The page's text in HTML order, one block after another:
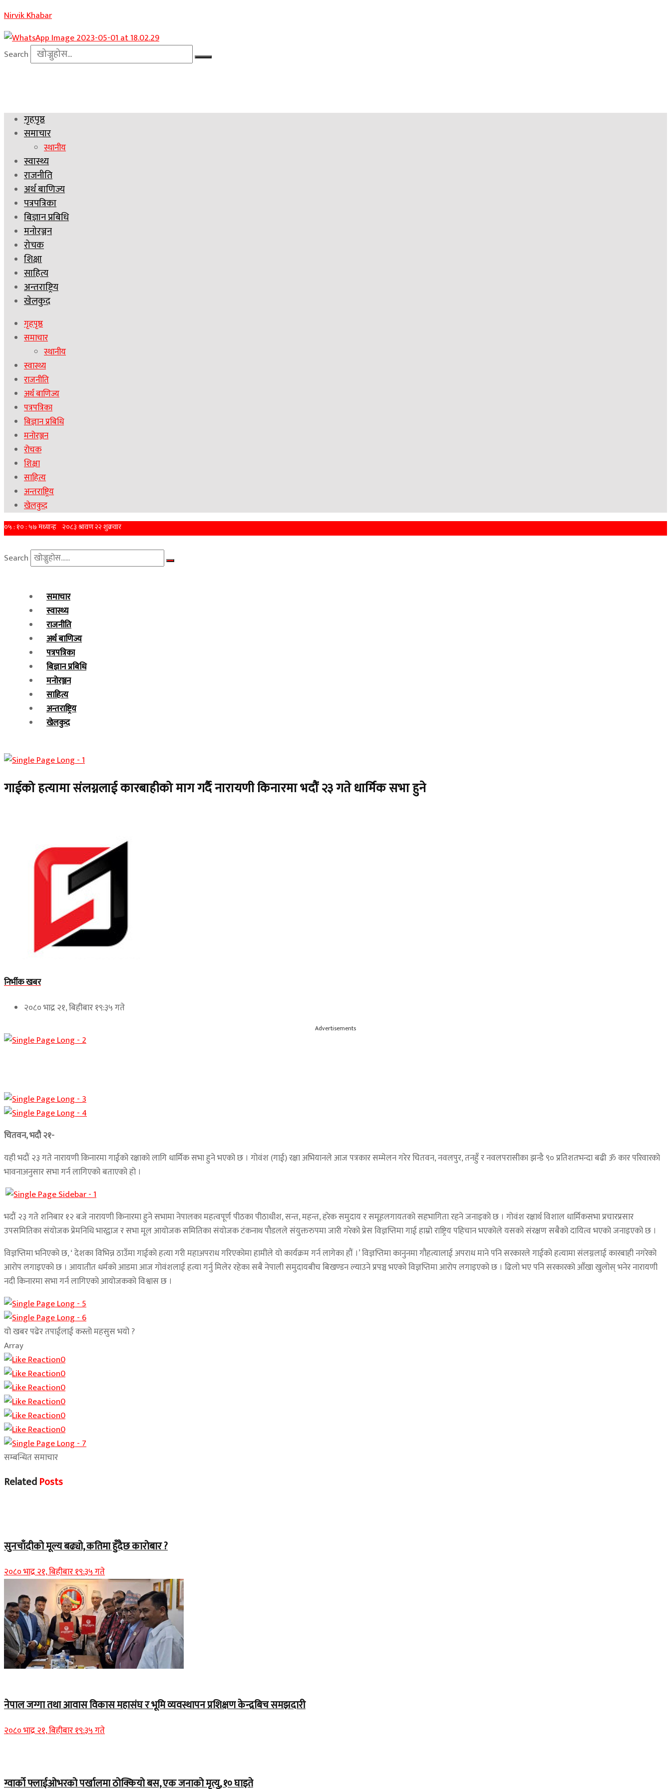
Nirvik Khabar
Search
गृहपृष्ठ
समाचार
स्थानीय
स्वास्थ्य
राजनीति
अर्थ बाणिज्य
पत्रपत्रिका
बिज्ञान प्रबिधि
मनोरञ्जन
रोचक
शिक्षा
साहित्य
अन्तराष्ट्रिय
खेलकुद
गृहपृष्ठ
समाचार
स्थानीय
स्वास्थ्य
राजनीति
अर्थ बाणिज्य
पत्रपत्रिका
बिज्ञान प्रबिधि
मनोरञ्जन
रोचक
शिक्षा
साहित्य
अन्तराष्ट्रिय
खेलकुद
Search
समाचार
स्वास्थ्य
राजनीति
अर्थ बाणिज्य
पत्रपत्रिका
बिज्ञान प्रबिधि
मनोरञ्जन
साहित्य
अन्तराष्ट्रिय
खेलकुद
गाईको हत्यामा संलग्नलाई कारबाहीको माग गर्दै नारायणी किनारमा भदौं २३ गते धार्मिक सभा हुने
निर्भीक खबर
२०८० भाद्र २१, बिहीबार १९:३५ गते
Advertisements
चितवन, भदौ २१-
यही भदौं २३ गते नारायणी किनारमा गाईको रक्षाको लागि धार्मिक सभा हुने भएको छ । गोवंश (गाई) रक्षा अभियानले आज पत्रकार सम्मेलन गरेर चितवन, नवलपुर, तनहुँ र नवलपरासीका झन्डै ९० प्रतिशतभन्दा बढी ॐ कार परिवारको
भावनाअनुसार सभा गर्न लागिएको बताएको हो ।
भदौं २३ गते शनिबार १२ बजे नारायणी किनारमा हुने सभामा नेपालका महत्वपूर्ण पीठका पीठाधीश, सन्त, महन्त, हरेक समुदाय र समूहलगायतको सहभागिता रहने जनाइको छ । गोवंश रक्षार्थ विशाल धार्मिकसभा प्रचारप्रसार
उपसमितिका संयोजक प्रेमनिधि भारद्वाज र सभा मूल आयोजक समितिका संयोजक टंकनाथ पौडलले संयुक्तरुपमा जारी गरेको प्रेस विज्ञप्तिमा गाई हाम्रो राष्ट्रिय पहिचान भएकोले यसको संरक्षण सबैको दायित्व भएको जनाइएको छ ।
विज्ञप्तिमा भनिएको छ, ‘ देशका विभिन्न ठाउँमा गाईको हत्या गरी महाअपराध गरिएकोमा हामीले यो कार्यक्रम गर्न लागेका हौं ।’ विज्ञप्तिमा कानुनमा गौहत्यालाई अपराध माने पनि सरकारले गाईको हत्यामा संलग्नलाई कारबाही नगरेको
आरोप लगाइएको छ । आयातीत धर्मको आडमा आज गोवंशलाई हत्या गर्नु मिलेर रहेका सबै नेपाली समुदायबीच बिखण्डन ल्याउने प्रपञ्च भएको विज्ञप्तिमा आरोप लगाइएको छ । ढिलो भए पनि सरकारको आँखा खुलोस् भनेर नारायणी
नदी किनारमा सभा गर्न लागिएको आयोजकको विश्वास छ ।
यो खबर पढेर तपाईलाई कस्तो महसुस भयो ?
Array
0
0
0
0
0
0
सम्बन्धित समाचार
RelatedPosts
सुनचाँदीको मूल्य बढ्यो, कतिमा हुँदैछ कारोबार ?
२०८० भाद्र २१, बिहीबार १९:३५ गते
नेपाल जग्गा तथा आवास विकास महासंघ र भूमि व्यवस्थापन प्रशिक्षण केन्द्रबिच समझदारी
२०८० भाद्र २१, बिहीबार १९:३५ गते
ग्वार्को फ्लाईओभरको पर्खालमा ठोक्कियो बस, एक जनाको मृत्यु, १० घाइते